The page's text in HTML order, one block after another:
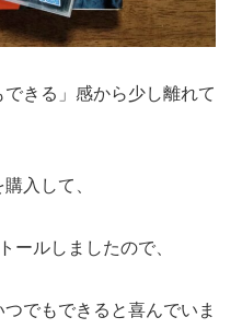
きる」感から少し離れて
入して、
ールしましたので、
でもできると喜んでいま